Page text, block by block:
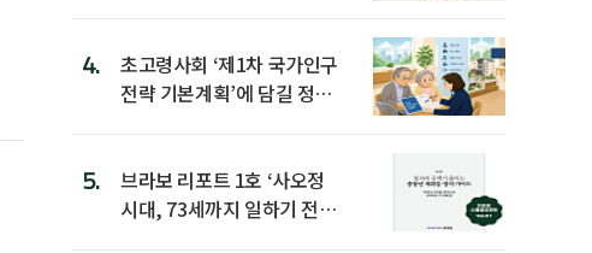
4.
초고령사회 ‘제1차 국가인구
전략 기본계획’에 담길 정책
5.
브라보 리포트 1호 ‘사오정
시대, 73세까지 일하기 전략’